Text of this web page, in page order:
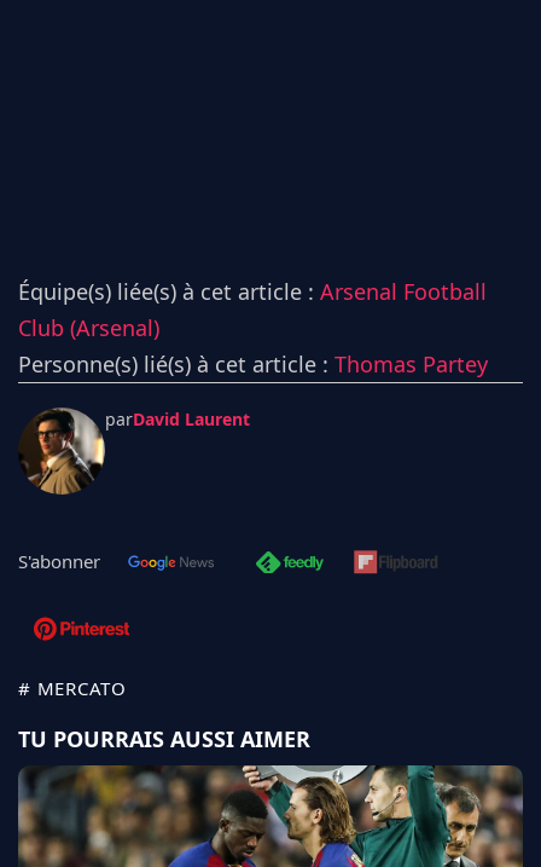
Équipe(s) liée(s) à cet article : Arsenal Football
Club (Arsenal)
Personne(s) lié(s) à cet article : Thomas Partey
parDavid Laurent
S'abonner
# MERCATO
TU POURRAIS AUSSI AIMER